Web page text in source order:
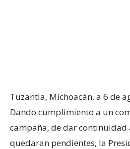
Tuzantla, Michoacán, a 6 de
Dando cumplimiento a un
campaña, de dar continuidad
quedaran pendientes, la